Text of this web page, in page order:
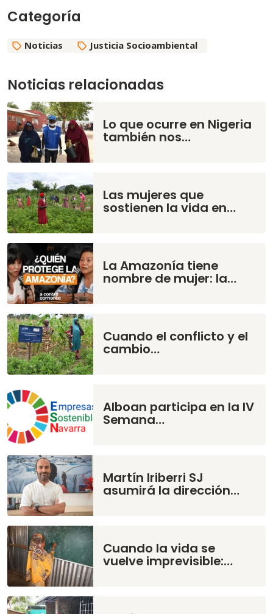
Categoría
Noticias Justicia Socioambiental
Noticias relacionadas
Lo que ocurre en Nigeria
también nos…
Las mujeres que
sostienen la vida en…
La Amazonía tiene
nombre de mujer: la…
Cuando el conflicto y el
cambio…
Alboan participa en la IV
Semana…
Martín Iriberri SJ
asumirá la dirección…
Cuando la vida se
vuelve imprevisible:…